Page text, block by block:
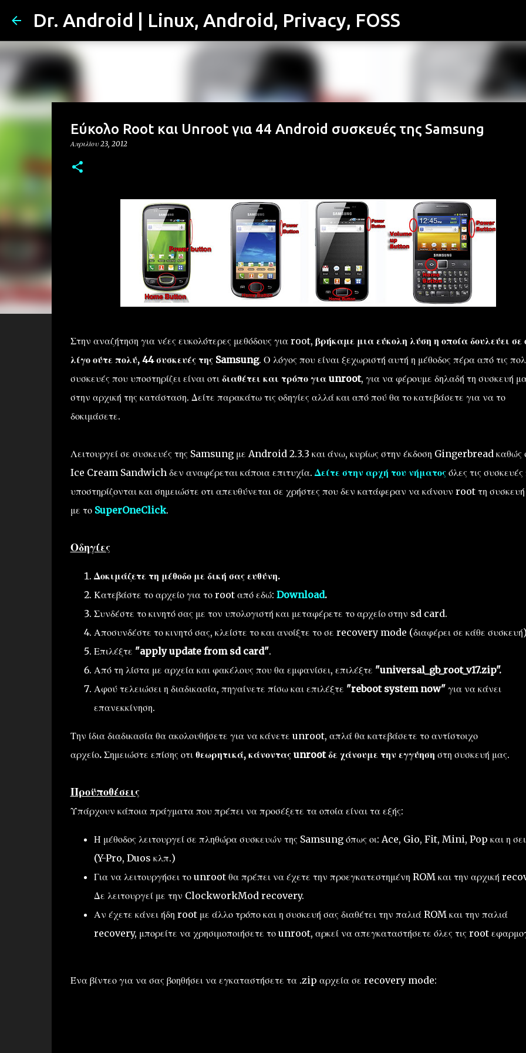
Μετάβαση στο κύριο περιεχόμενο
Dr. Android | Linux, Android, Privacy, FOSS
Εύκολο Root και Unroot για 44 Android συσκευές της Samsung
Απριλίου 23, 2012
Στην αναζήτηση για νέες ευκολότερες μεθόδους για root, βρήκαμε μια εύκολη λύση η οποία δουλεύει σε
λίγο ούτε πολύ, 44 συσκευές της Samsung. Ο λόγος που είναι ξεχωριστή αυτή η μέθοδος πέρα από τις
συσκευές που υποστηρίζει είναι οτι διαθέτει και τρόπο για unroot, για να φέρουμε δηλαδή τη συσκευή
στην αρχική της κατάσταση. Δείτε παρακάτω τις οδηγίες αλλά και από πού θα το κατεβάσετε για να το
δοκιμάσετε.
Λειτουργεί σε συσκευές της Samsung με Android 2.3.3 και άνω, κυρίως στην έκδοση Gingerbread καθώς
Ice Cream Sandwich δεν αναφέρεται κάποια επιτυχία.Δείτε στην αρχή του νήματοςόλες τις
υποστηρίζονται και σημειώστε οτι απευθύνεται σε χρήστες που δεν κατάφεραν να κάνουν root τη συσκευή
με το SuperOneClick.
Οδηγίες
Δοκιμάζετε τη μέθοδο με δική σας ευθύνη.
Κατεβάστε το αρχείο για το root από εδώ: Download.
Συνδέστε το κινητό σας με τον υπολογιστή και μεταφέρετε το αρχείο στην sd card.
Αποσυνδέστε το κινητό σας, κλείστε το και ανοίξτε το σε recovery mode (διαφέρει σε κάθε
Επιλέξτε "apply update from sd card".
Από τη λίστα με αρχεία και φακέλους που θα εμφανίσει, επιλέξτε "universal_gb_root_v17.zip".
Αφού τελειώσει η διαδικασία, πηγαίνετε πίσω και επιλέξτε "reboot system now"για να κάνει
επανεκκίνηση.
Την ίδια διαδικασία θα ακολουθήσετε για να κάνετε unroot, απλά θα κατεβάσετε το αντίστοιχο
αρχείο. Σημειώστε επίσης οτι θεωρητικά, κάνοντας unroot δε χάνουμε την εγγύηση στη συσκευή μας.
Προϋποθέσεις
Υπάρχουν κάποια πράγματα που πρέπει να προσέξετε τα οποία είναι τα εξής:
Η μέθοδος λειτουργεί σε πληθώρα συσκευών της Samsung όπως οι: Ace, Gio, Fit, Mini, Pop και η
(Y-Pro, Duos κλπ.)
Για να λειτουργήσει το unroot θα πρέπει να έχετε την προεγκατεστημένη ROM και την αρχική
Δε λειτουργεί με την ClockworkMod recovery.
Αν έχετε κάνει ήδη root με άλλο τρόπο και η συσκευή σας διαθέτει την παλιά ROM και την παλιά
recovery, μπορείτε να χρησιμοποιήσετε το unroot, αρκεί να απεγκαταστήσετε όλες τις root
Ένα βίντεο για να σας βοηθήσει να εγκαταστήσετε τα .zip αρχεία σε recovery mode: